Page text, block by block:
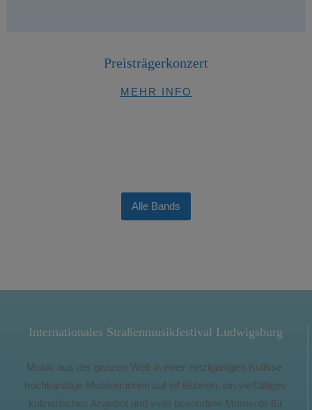
Preisträgerkonzert
MEHR INFO
Alle Bands
Internationales Straßenmusikfestival Ludwigsburg
Musik aus der ganzen Welt in einer einzigartigen Kulisse,
hochkarätige Musiker:innen auf elf Bühnen, ein vielfältiges
kulinarisches Angebot und viele besondere Momente für